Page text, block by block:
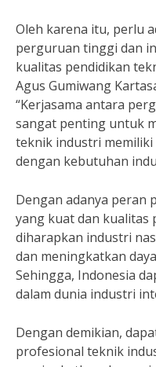
Oleh karena itu, perlu
perguruan tinggi dan
kualitas pendidikan
Agus Gumiwang
“Kerjasama antara
sangat penting untuk
teknik industri
dengan kebutuhan
Dengan adanya peran
yang kuat dan kualitas
diharapkan industri
dan meningkatkan
Sehingga, Indonesia
dalam dunia industri
Dengan demikian,
profesional teknik